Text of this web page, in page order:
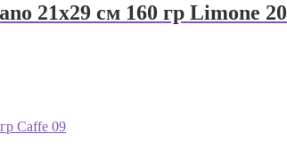
21х29 см 160 гр Limone 20